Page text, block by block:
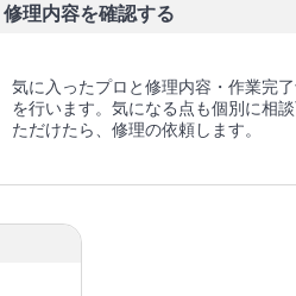
修理内容を確認する
気に入ったプロと修理内容・作業完
を行います。気になる点も個別に相
ただけたら、修理の依頼します。